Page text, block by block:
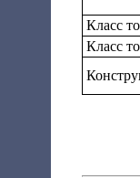
Класс
Класс